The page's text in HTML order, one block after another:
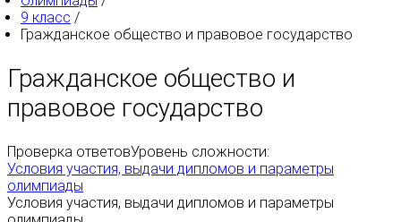
9 класс /
Гражданское общество и правовое государство
Гражданское общество и
правовое государство
Проверка ответовУровень сложности:
Условия участия, выдачи дипломов и параметры
олимпиады
Условия участия, выдачи дипломов и параметры